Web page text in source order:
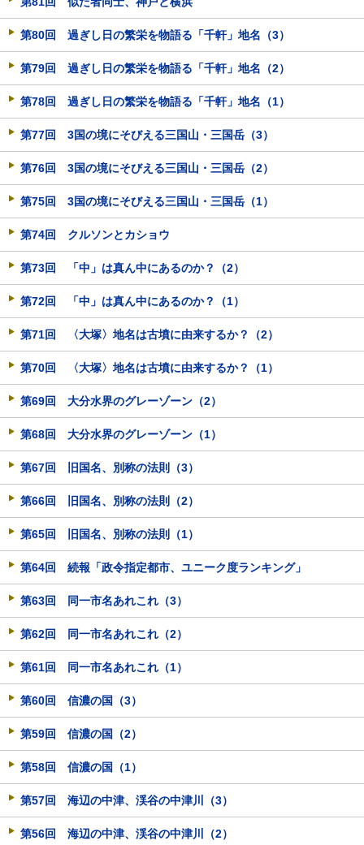
第80回 過ぎし日の繁栄を物語る「千軒」地名（3）
第79回 過ぎし日の繁栄を物語る「千軒」地名（2）
第78回 過ぎし日の繁栄を物語る「千軒」地名（1）
第77回 3国の境にそびえる三国山・三国岳（3）
第76回 3国の境にそびえる三国山・三国岳（2）
第75回 3国の境にそびえる三国山・三国岳（1）
第74回 クルソンとカショウ
第73回 「中」は真ん中にあるのか？（2）
第72回 「中」は真ん中にあるのか？（1）
第71回 〈大塚〉地名は古墳に由来するか？（2）
第70回 〈大塚〉地名は古墳に由来するか？（1）
第69回 大分水界のグレーゾーン（2）
第68回 大分水界のグレーゾーン（1）
第67回 旧国名、別称の法則（3）
第66回 旧国名、別称の法則（2）
第65回 旧国名、別称の法則（1）
第64回 続報「政令指定都市、ユニーク度ランキング」
第63回 同一市名あれこれ（3）
第62回 同一市名あれこれ（2）
第61回 同一市名あれこれ（1）
第60回 信濃の国（3）
第59回 信濃の国（2）
第58回 信濃の国（1）
第57回 海辺の中津、渓谷の中津川（3）
第56回 海辺の中津、渓谷の中津川（2）